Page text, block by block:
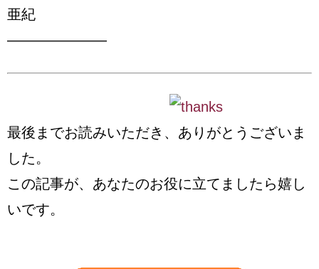
亜紀
———————
最後までお読みいただき、ありがとうございま
した。
この記事が、あなたのお役に立てましたら嬉し
いです。